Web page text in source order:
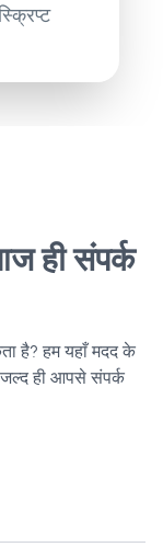
ही संपर्क
है? हम यहाँ मदद के
ही आपसे संपर्क